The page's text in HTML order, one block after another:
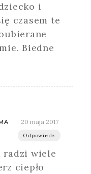
i
czasem te
Biedne
20 maja 2017
Odpowiedz
radzi wiele
ciepło